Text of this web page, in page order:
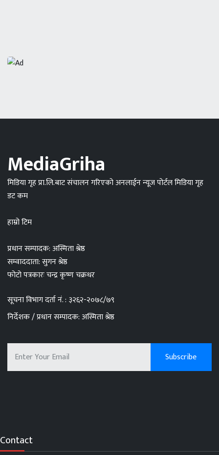
MediaGriha
मिडिया गृह प्रा.लि.बाट संचालन गरिएको अनलाईन न्यूज पोर्टल मिडिया गृह
डट कम
हाम्रो टिम
प्रधान सम्पादक: अस्मिता श्रेष्ठ
सम्वाददाता: सुगन श्रेष्ठ
फोटो पत्रकारः चन्द्र कृष्ण चक्रधर
सूचना विभाग दर्ता नं. : ३२६२-२०७८/७९
निर्देशक / प्रधान सम्पादक: अस्मिता श्रेष्ठ
Contact